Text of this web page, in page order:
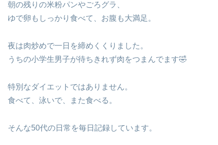
朝の残りの米粉パンやごろグラ、
ゆで卵もしっかり食べて、お腹も大満足。
夜は肉炒めで一日を締めくくりました。
うちの小学生男子が待ちきれず肉をつまんでます🤣
特別なダイエットではありません。
食べて、泳いで、また食べる。
そんな50代の日常を毎日記録しています。